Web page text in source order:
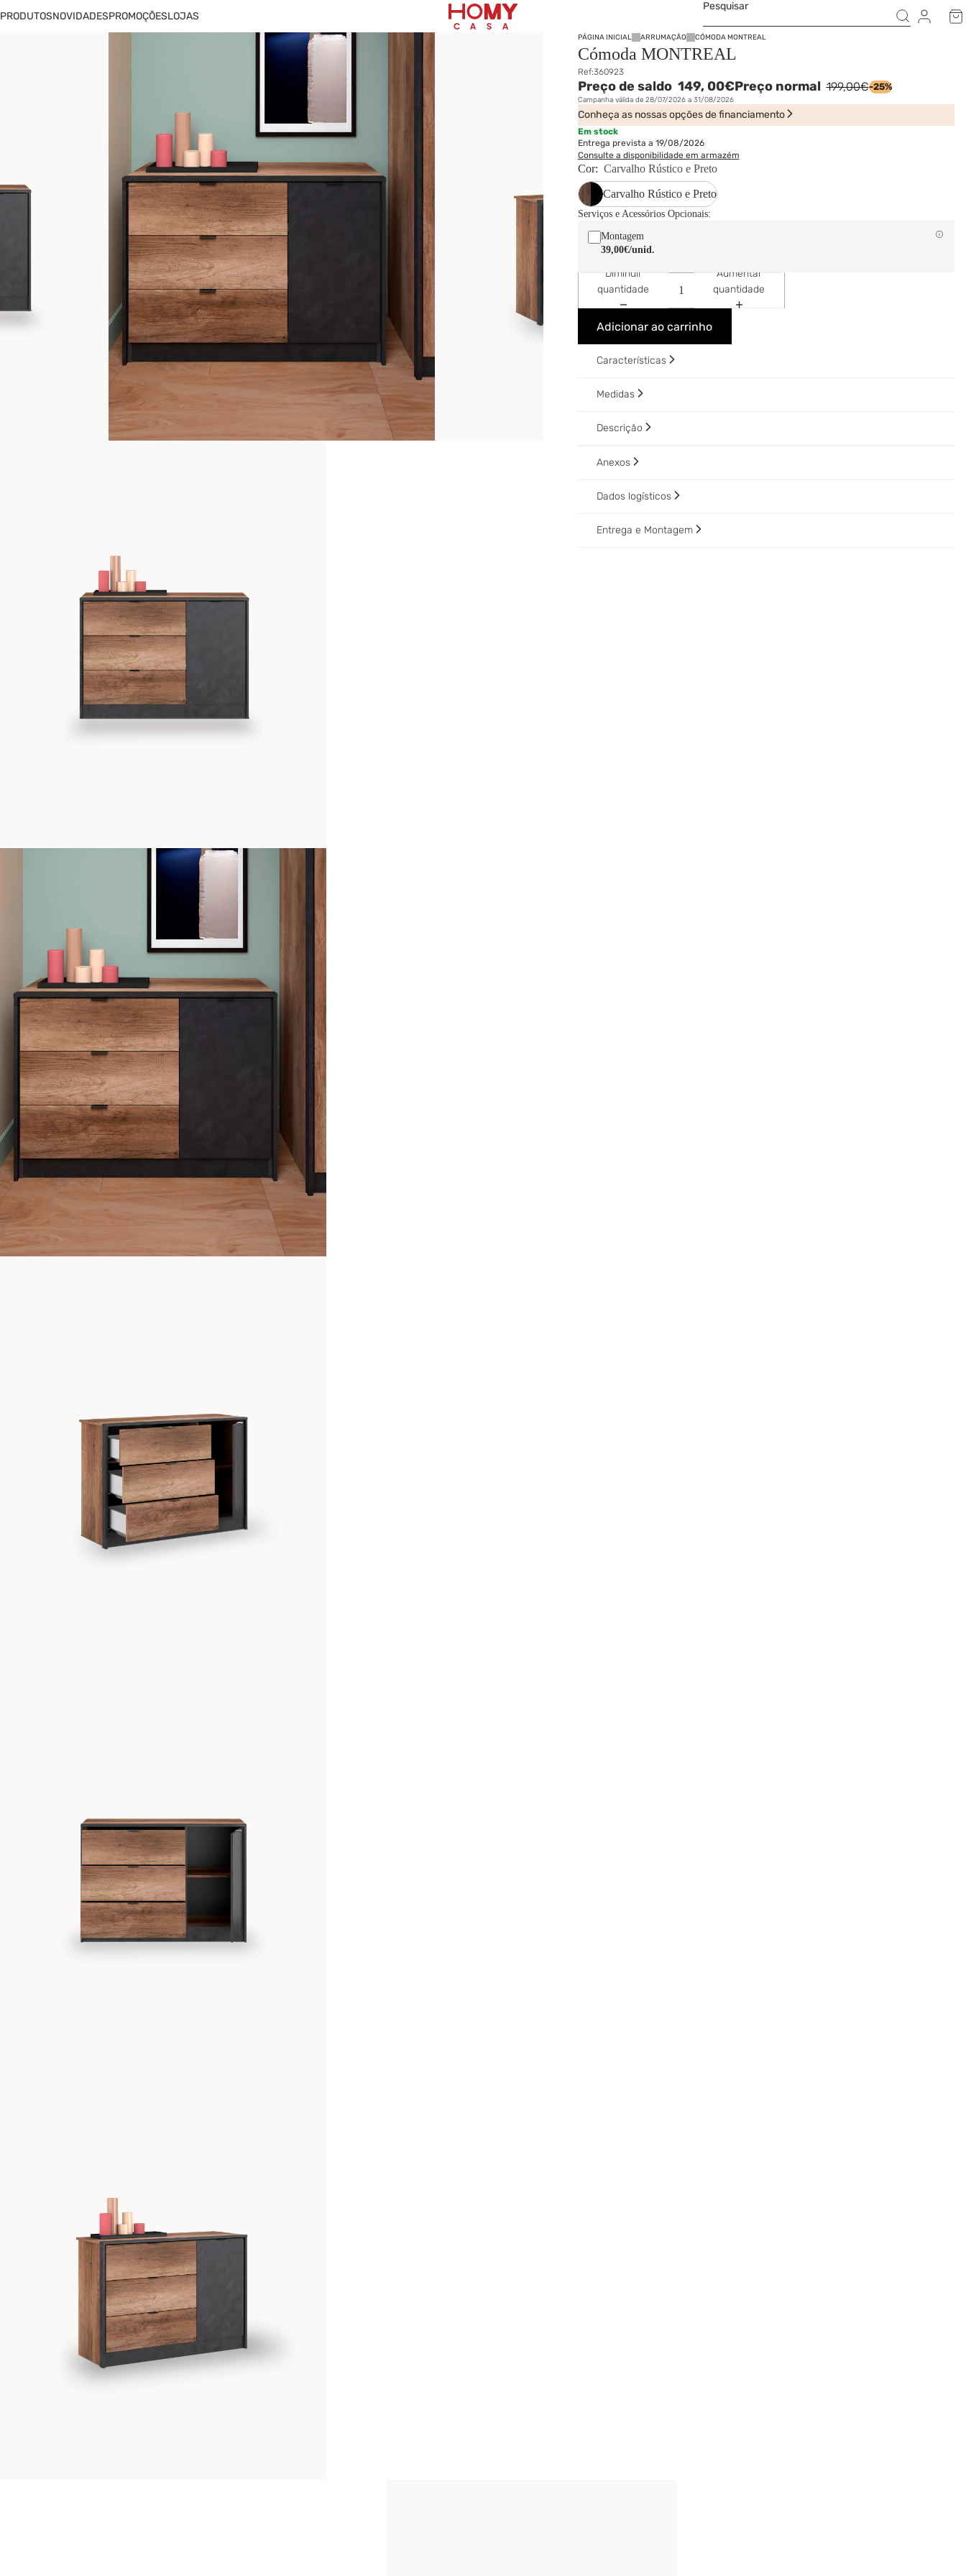
PRODUTOSNOVIDADESPROMOÇÕESLOJAS
Pesquisar
PÁGINA INICIAL ARRUMAÇÃO CÓMODA MONTREAL
Cómoda MONTREAL
Ref:360923
Preço de saldo 149, 00€Preço normal 199,00€-25%
Campanha válida de 28/07/2026 a 31/08/2026
Conheça as nossas opções de financiamento
Em stock
Entrega prevista a 19/08/2026
Consulte a disponibilidade em armazém
Cor: Carvalho Rústico e Preto
Carvalho Rústico e Preto
Serviços e Acessórios Opcionais:
Montagem
39,00€/unid.
Diminuir
quantidade
Aumentar
quantidade
Adicionar ao carrinho
Características
Medidas
Descrição
Anexos
Dados logísticos
Entrega e Montagem